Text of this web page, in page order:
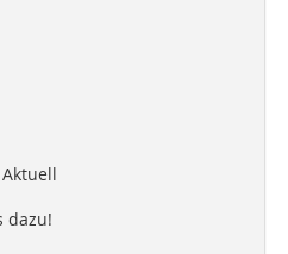
dazu!